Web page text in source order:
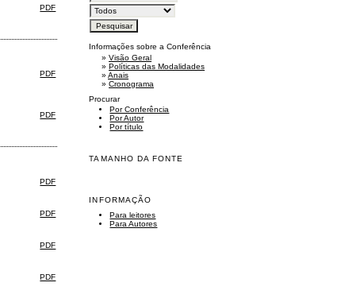
Informações sobre a Conferência
»Visão Geral
»Políticas das Modalidades
»Anais
»Cronograma
Procurar
Por Conferência
Por Autor
Por título
TAMANHO DA FONTE
INFORMAÇÃO
Para leitores
Para Autores
PDF
PDF
PDF
PDF
PDF
PDF
PDF